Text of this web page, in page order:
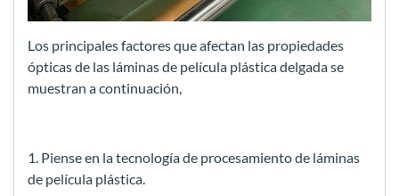
Los principales factores que afectan las propiedades
ópticas de las láminas de película plástica delgada se
muestran a continuación,
1. Piense en la tecnología de procesamiento de láminas
de película plástica.